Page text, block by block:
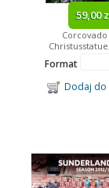
59,00
Format
Dodaj do